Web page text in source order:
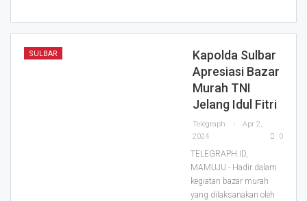
SULBAR
Kapolda Sulbar
Apresiasi Bazar
Murah TNI
Jelang Idul Fitri
Telegraph
Apr 2,
2024
0
TELEGRAPH.ID,
MAMUJU - Hadir dalam
kegiatan bazar murah
yang dilaksanakan oleh